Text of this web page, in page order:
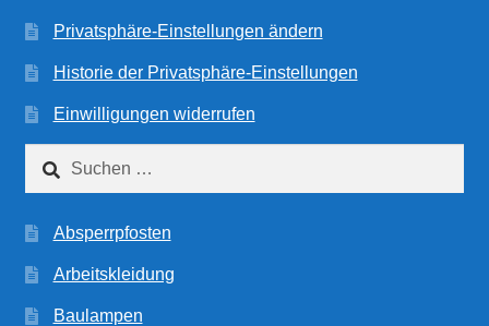
Privatsphäre-Einstellungen ändern
Historie der Privatsphäre-Einstellungen
Einwilligungen widerrufen
nach:
Absperrpfosten
Arbeitskleidung
Baulampen